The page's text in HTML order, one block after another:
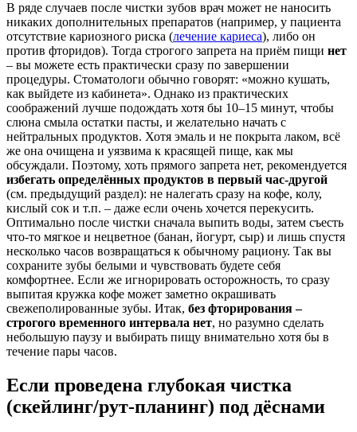
В ряде случаев после чистки зубов врач может не наносить
никаких дополнительных препаратов (например, у пациента
отсутствие кариозного риска (лечение кариеса), либо он
против фторидов). Тогда строгого запрета на приём пищи нет
– вы можете есть практически сразу по завершении
процедуры. Стоматологи обычно говорят: «можно кушать,
как выйдете из кабинета». Однако из практических
соображений лучше подождать хотя бы 10–15 минут, чтобы
слюна смыла остатки пасты, и желательно начать с
нейтральных продуктов. Хотя эмаль и не покрыта лаком, всё
же она очищена и уязвима к красящей пище, как мы
обсуждали. Поэтому, хоть прямого запрета нет, рекомендуется
избегать определённых продуктов в первый час-другой
(см. предыдущий раздел): не налегать сразу на кофе, колу,
кислый сок и т.п. – даже если очень хочется перекусить.
Оптимально после чистки сначала выпить воды, затем съесть
что-то мягкое и нецветное (банан, йогурт, сыр) и лишь спустя
несколько часов возвращаться к обычному рациону. Так вы
сохраните зубы белыми и чувствовать будете себя
комфортнее. Если же игнорировать осторожность, то сразу
выпитая кружка кофе может заметно окрашивать
свежеполированные зубы. Итак, без фторирования –
строгого временного интервала нет, но разумно сделать
небольшую паузу и выбирать пищу внимательно хотя бы в
течение пары часов.
Если проведена глубокая чистка
(скейлинг/рут-планинг) под дёснами